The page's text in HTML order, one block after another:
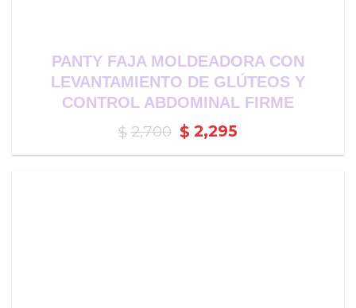
PANTY FAJA MOLDEADORA CON
LEVANTAMIENTO DE GLÚTEOS Y
CONTROL ABDOMINAL FIRME
$ 2,700 El
original
$ 2,295
actual